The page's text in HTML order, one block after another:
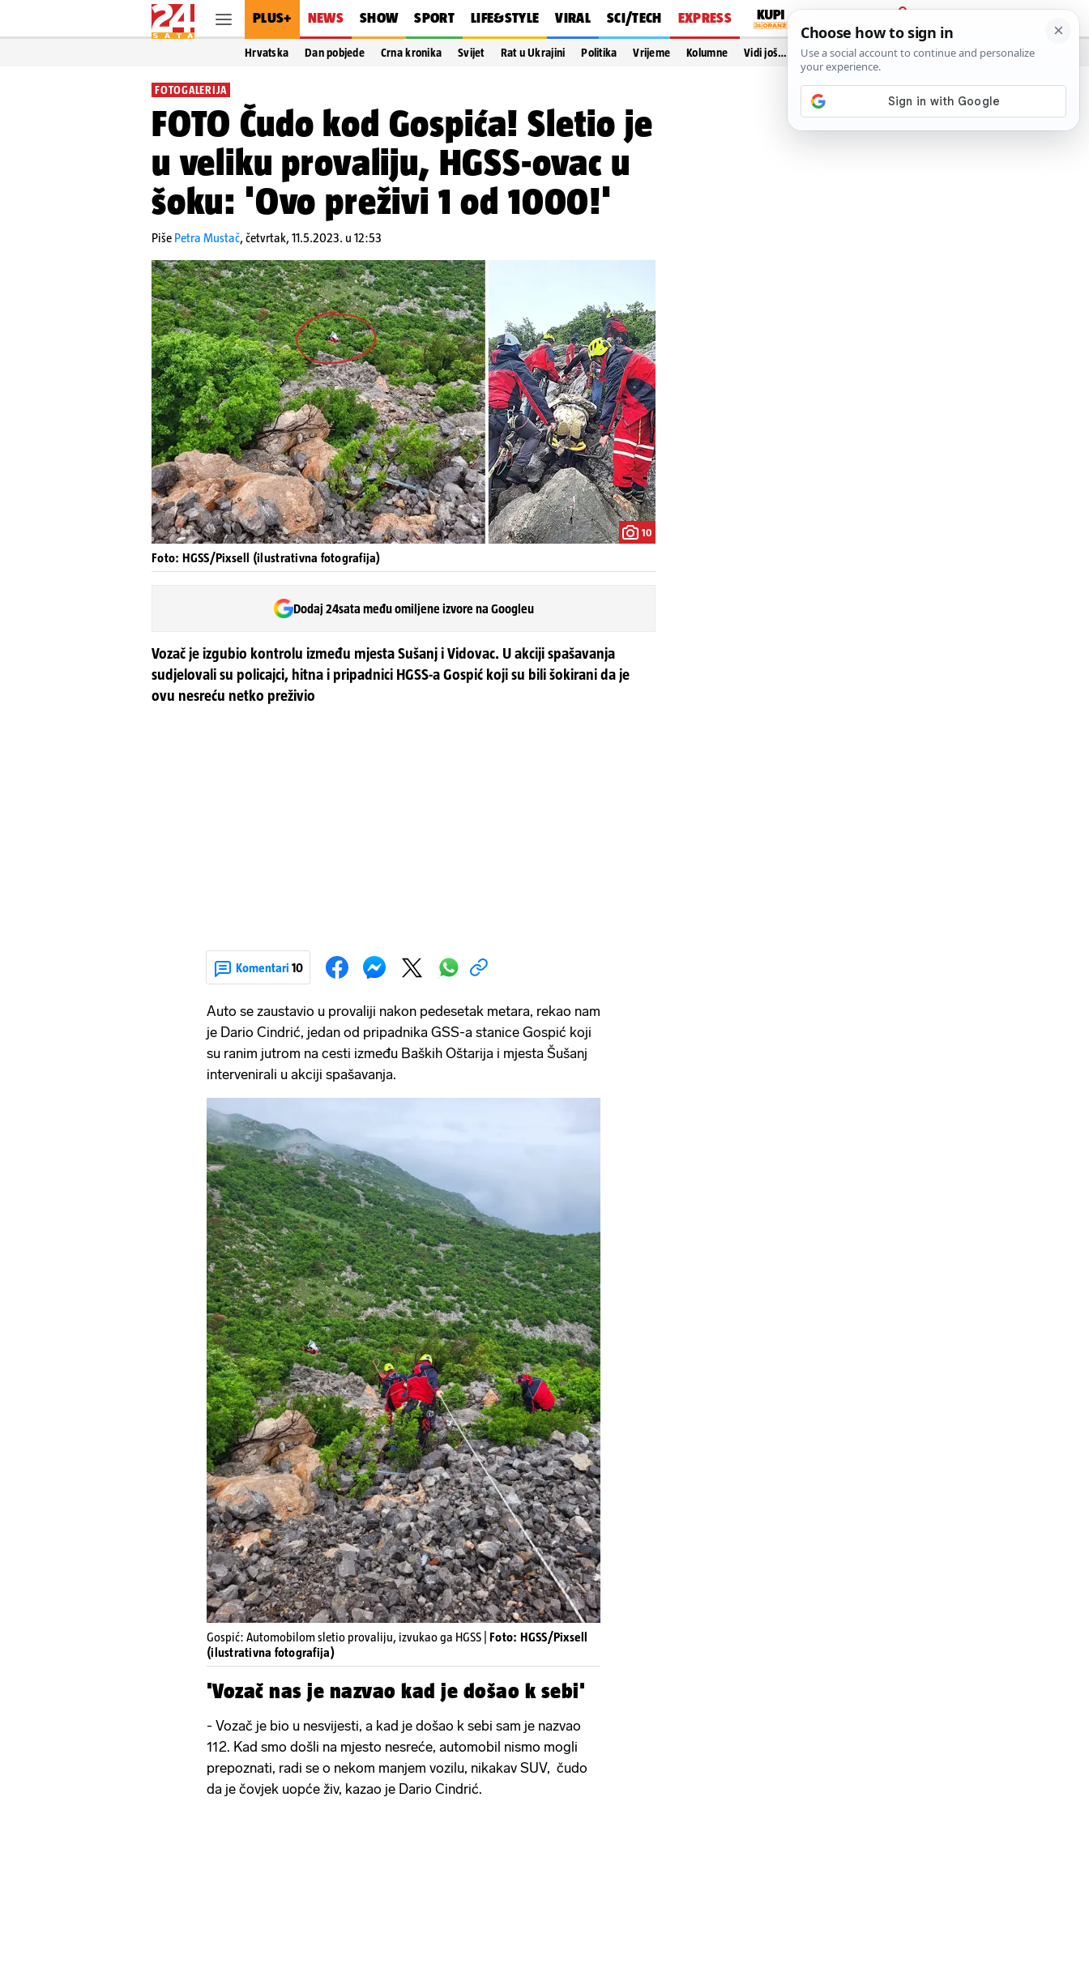
PLUS+ NEWS SHOW SPORT LIFE&STYLE VIRAL SCI/TECH EXPRESS
PRIJAVA
Hrvatska Dan pobjede Crna kronika Svijet Rat u Ukrajini Politika Vrijeme Kolumne Vidi još…
FOTOGALERIJA
FOTO Čudo kod Gospića! Sletio je
u veliku provaliju, HGSS-ovac u
šoku: 'Ovo preživi 1 od 1000!'
Piše Petra Mustač,četvrtak, 11.5.2023. u 12:53
10
Foto: HGSS/Pixsell (ilustrativna fotografija)
Dodaj 24sata među omiljene izvore na Googleu
Vozač je izgubio kontrolu između mjesta Sušanj i Vidovac. U akciji spašavanja
sudjelovali su policajci, hitna i pripadnici HGSS-a Gospić koji su bili šokirani da je
ovu nesreću netko preživio
Komentari 10
Auto se zaustavio u provaliji nakon pedesetak metara, rekao nam
je Dario Cindrić, jedan od pripadnika GSS-a stanice Gospić koji
su ranim jutrom na cesti između Baških Oštarija i mjesta Šušanj
intervenirali u akciji spašavanja.
Gospić: Automobilom sletio provaliju, izvukao ga HGSS | Foto: HGSS/Pixsell
(ilustrativna fotografija)
'Vozač nas je nazvao kad je došao k sebi'
- Vozač je bio u nesvijesti, a kad je došao k sebi sam je nazvao
112. Kad smo došli na mjesto nesreće, automobil nismo mogli
prepoznati, radi se o nekom manjem vozilu, nikakav SUV, čudo
da je čovjek uopće živ, kazao je Dario Cindrić.